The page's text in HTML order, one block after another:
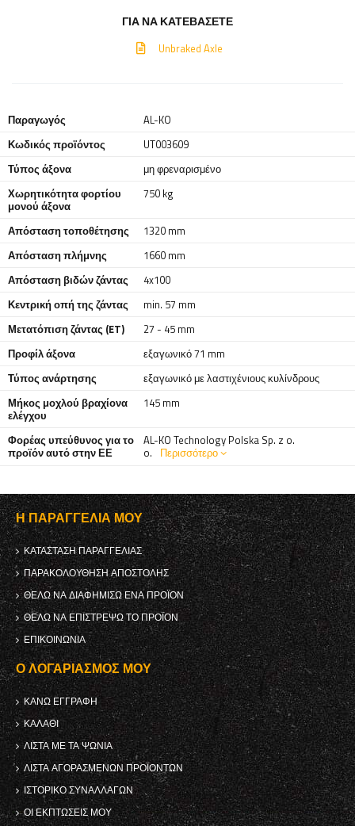
ΓΙΑ ΝΑ ΚΑΤΕΒΆΣΕΤΕ
Unbraked Axle
Παραγωγός
AL-KO
Κωδικός προϊόντος
UT003609
Τύπος άξονα
μη φρεναρισμένο
Χωρητικότητα φορτίου
μονού άξονα
750 kg
Απόσταση τοποθέτησης
1320 mm
Απόσταση πλήμνης
1660 mm
Απόσταση βιδών ζάντας
4x100
Κεντρική οπή της ζάντας
min. 57 mm
Μετατόπιση ζάντας (ET)
27 - 45 mm
Προφίλ άξονα
εξαγωνικό 71 mm
Τύπος ανάρτησης
εξαγωνικό με λαστιχένιους κυλίνδρους
Μήκος μοχλού βραχίονα
ελέγχου
145 mm
Φορέας υπεύθυνος για το
προϊόν αυτό στην ΕΕ
AL-KO Technology Polska Sp. z o.
o. Περισσότερο
Η ΠΑΡΑΓΓΕΛΊΑ ΜΟΥ
ΚΑΤΆΣΤΑΣΗ ΠΑΡΑΓΓΕΛΊΑΣ
ΠΑΡΑΚΟΛΟΎΘΗΣΗ ΑΠΟΣΤΟΛΉΣ
ΘΈΛΩ ΝΑ ΔΙΑΦΗΜΊΣΩ ΈΝΑ ΠΡΟΪΌΝ
ΘΈΛΩ ΝΑ ΕΠΙΣΤΡΈΨΩ ΤΟ ΠΡΟΪΌΝ
ΕΠΙΚΟΙΝΩΝΊΑ
Ο ΛΟΓΑΡΙΑΣΜΌΣ ΜΟΥ
ΚΑΝΩ ΕΓΓΡΑΦΗ
ΚΑΛΆΘΙ
ΛΊΣΤΑ ΜΕ ΤΑ ΨΏΝΙΑ
ΛΊΣΤΑ ΑΓΟΡΑΣΜΈΝΩΝ ΠΡΟΪΌΝΤΩΝ
ΙΣΤΟΡΙΚΌ ΣΥΝΑΛΛΑΓΏΝ
ΟΙ ΕΚΠΤΏΣΕΙΣ ΜΟΥ